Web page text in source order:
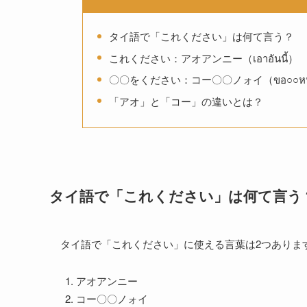
タイ語で「これください」は何て言う？
これください：アオアンニー（เอาอันนี้）
〇〇をください：コー〇〇ノォイ（ขอ○○ห
「アオ」と「コー」の違いとは？
タイ語で「これください」は何て言う
タイ語で「これください」に使える言葉は2つありま
アオアンニー
コー〇〇ノォイ